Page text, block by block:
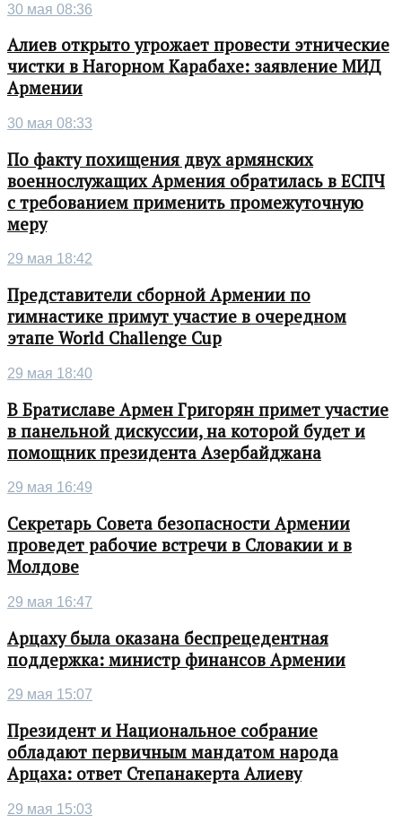
30 мая 08:36
Алиев открыто угрожает провести этнические
чистки в Нагорном Карабахе: заявление МИД
Армении
30 мая 08:33
По факту похищения двух армянских
военнослужащих Армения обратилась в ЕСПЧ
с требованием применить промежуточную
меру
29 мая 18:42
Представители сборной Армении по
гимнастике примут участие в очередном
этапе World Challenge Cup
29 мая 18:40
В Братиславе Армен Григорян примет участие
в панельной дискуссии, на которой будет и
помощник президента Азербайджана
29 мая 16:49
Секретарь Совета безопасности Армении
проведет рабочие встречи в Словакии и в
Молдове
29 мая 16:47
Арцаху была оказана беспрецедентная
поддержка: министр финансов Армении
29 мая 15:07
Президент и Национальное собрание
обладают первичным мандатом народа
Арцаха: ответ Степанакерта Алиеву
29 мая 15:03